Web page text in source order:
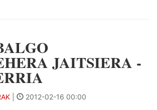
JAITSIERA -
2012-02-16 00:00